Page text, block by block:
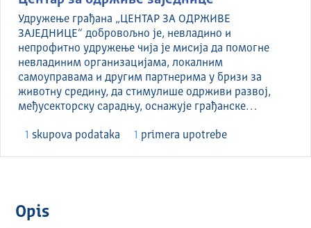
Удружење грађана „ЦЕНТАР ЗА ОДРЖИВЕ
ЗАЈЕДНИЦЕ“ добровољно је, невладино и
непрофитно удружење чија је мисија да помогне
невладиним организацијама, локалним
самоуправама и другим партнерима у бризи за
животну средину, да стимулише одрживи развој,
међусекторску сарадњу, оснажује грађанске…
1 skupova podataka 1 primera upotrebe
Opis